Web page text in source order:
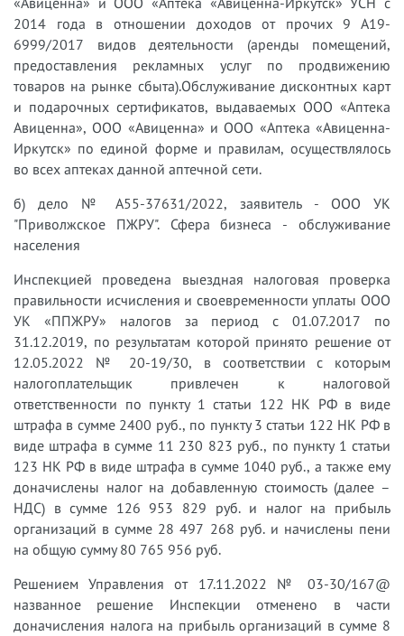
2014 года в отношении доходов от прочих 9 А19-
6999/2017 видов деятельности (аренды помещений,
предоставления рекламных услуг по продвижению
товаров на рынке сбыта).Обслуживание дисконтных карт
и подарочных сертификатов, выдаваемых ООО «Аптека
Авиценна», ООО «Авиценна» и ООО «Аптека «Авиценна-
Иркутск» по единой форме и правилам, осуществлялось
во всех аптеках данной аптечной сети.
б) дело № А55-37631/2022, заявитель - ООО УК
"Приволжское ПЖРУ". Сфера бизнеса - обслуживание
населения
Инспекцией проведена выездная налоговая проверка
правильности исчисления и своевременности уплаты ООО
УК «ППЖРУ» налогов за период с 01.07.2017 по
31.12.2019, по результатам которой принято решение от
12.05.2022 № 20-19/30, в соответствии с которым
налогоплательщик привлечен к налоговой
ответственности по пункту 1 статьи 122 НК РФ в виде
штрафа в сумме 2400 руб., по пункту 3 статьи 122 НК РФ в
виде штрафа в сумме 11 230 823 руб., по пункту 1 статьи
123 НК РФ в виде штрафа в сумме 1040 руб., а также ему
доначислены налог на добавленную стоимость (далее –
НДС) в сумме 126 953 829 руб. и налог на прибыль
организаций в сумме 28 497 268 руб. и начислены пени
на общую сумму 80 765 956 руб.
Решением Управления от 17.11.2022 № 03-30/167@
названное решение Инспекции отменено в части
доначисления налога на прибыль организаций в сумме 8